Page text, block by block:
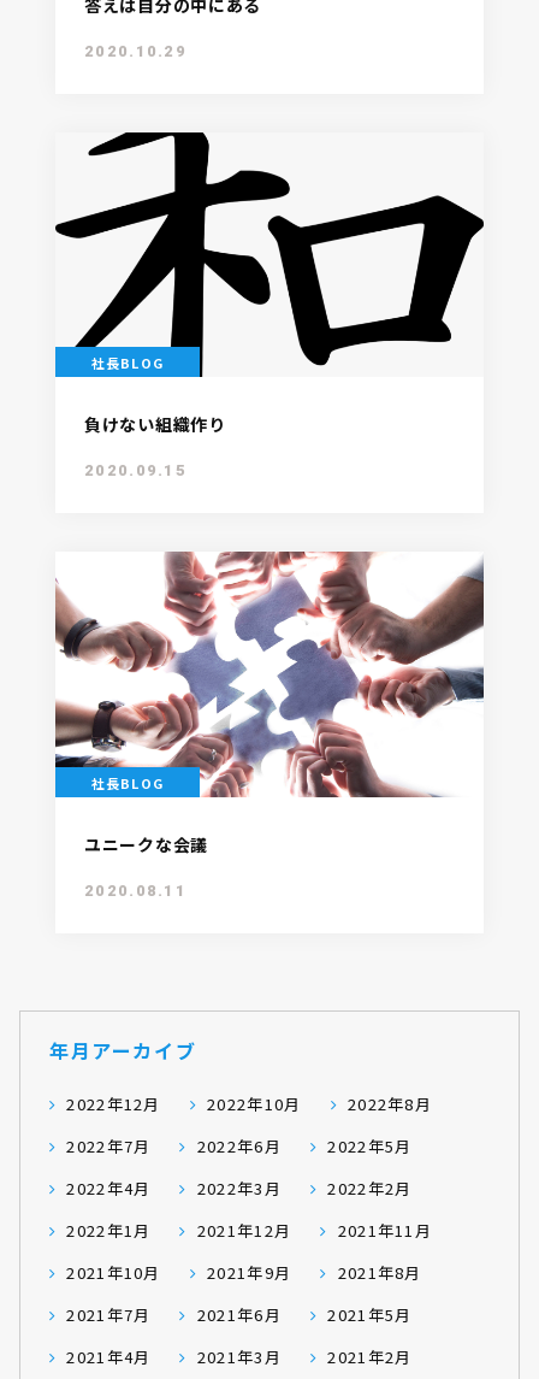
答えは自分の中にある
2020.10.29
社長BLOG
負けない組織作り
2020.09.15
社長BLOG
ユニークな会議
2020.08.11
年月アーカイブ
2022年12月 2022年10月
2022年8月
2022年7月
2022年6月
2022年5月
2022年4月
2022年3月
2022年2月
2022年1月
2021年12月
2021年11月
2021年10月
2021年9月
2021年8月
2021年7月
2021年6月
2021年5月
2021年4月
2021年3月
2021年2月